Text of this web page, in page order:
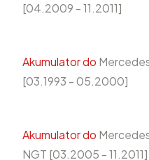
[04.2009 - 11.2011]
Akumulator do
[03.1993 - 05.2000]
Akumulator do
NGT [03.2005 - 11.2011]